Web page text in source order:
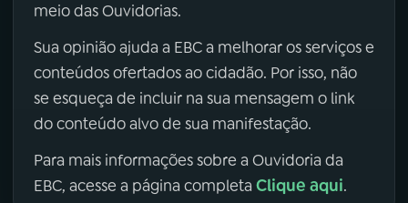
meio das Ouvidorias.
Sua opinião ajuda a EBC a melhorar os serviços e
conteúdos ofertados ao cidadão. Por isso, não
se esqueça de incluir na sua mensagem o link
do conteúdo alvo de sua manifestação.
Para mais informações sobre a Ouvidoria da
EBC, acesse a página completa Clique aqui.